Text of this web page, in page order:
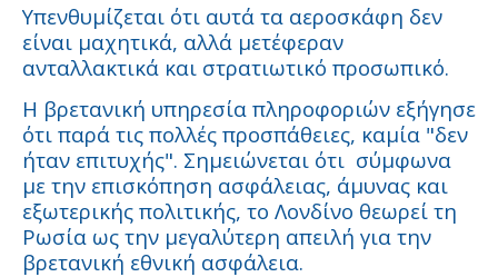
Υπενθυμίζεται ότι αυτά τα αεροσκάφη δεν
είναι μαχητικά, αλλά μετέφεραν
ανταλλακτικά και στρατιωτικό προσωπικό.
Η βρετανική υπηρεσία πληροφοριών εξήγησε
ότι παρά τις πολλές προσπάθειες, καμία "δεν
ήταν επιτυχής". Σημειώνεται ότι σύμφωνα
με την επισκόπηση ασφάλειας, άμυνας και
εξωτερικής πολιτικής, το Λονδίνο θεωρεί τη
Ρωσία ως την μεγαλύτερη απειλή για την
βρετανική εθνική ασφάλεια.